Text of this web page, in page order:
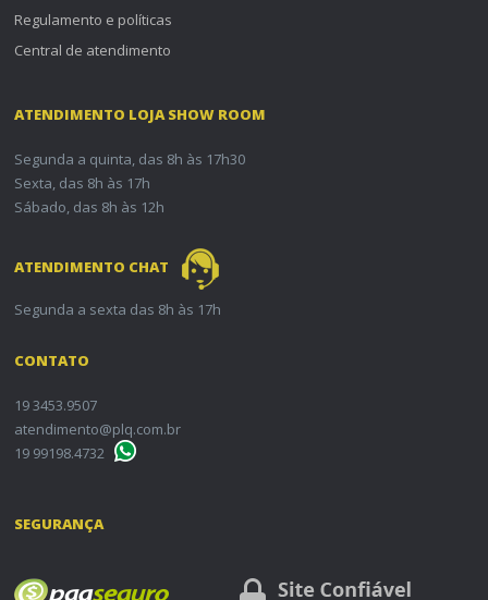
Regulamento e políticas
Central de atendimento
ATENDIMENTO LOJA SHOW ROOM
Segunda a quinta, das 8h às 17h30
Sexta, das 8h às 17h
Sábado, das 8h às 12h
ATENDIMENTO CHAT
Segunda a sexta das 8h às 17h
CONTATO
19 3453.9507
atendimento@plq.com.br
19 99198.4732
SEGURANÇA